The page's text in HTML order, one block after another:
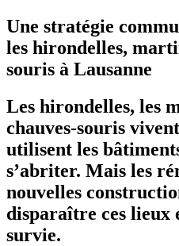
Une stratégie
les hirondelles,
souris à Lausanne
Les hirondelles, les
chauves-souris
utilisent les
s’abriter. Mais les
nouvelles
disparaître ces lieux
survie.